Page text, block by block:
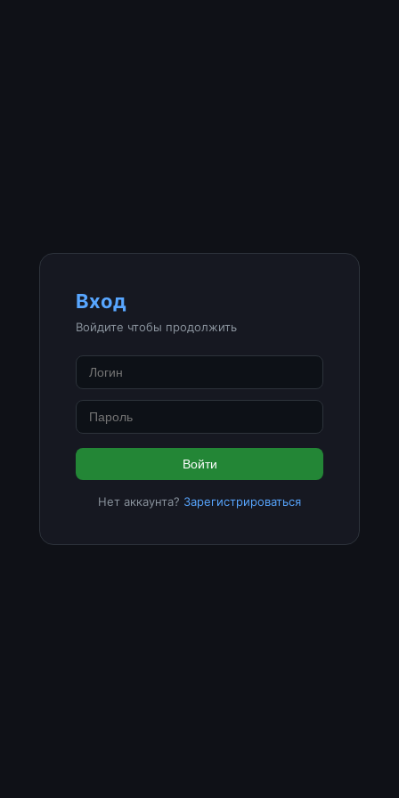
Вход
Войдите чтобы продолжить
Войти
Нет аккаунта? Зарегистрироваться